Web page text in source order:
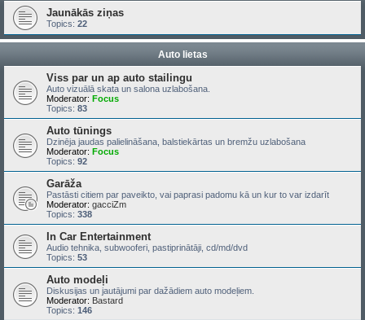
Jaunākās ziņas
Topics: 22
Auto lietas
Viss par un ap auto stailingu
Auto vizuālā skata un salona uzlabošana.
Moderator: Focus
Topics: 83
Auto tūnings
Dzinēja jaudas palielināšana, balstiekārtas un bremžu uzlabošana
Moderator: Focus
Topics: 92
Garāža
Pastāsti citiem par paveikto, vai paprasi padomu kā un kur to var izdarīt
Moderator: gacciZm
Topics: 338
In Car Entertainment
Audio tehnika, subwooferi, pastiprinātāji, cd/md/dvd
Topics: 53
Auto modeļi
Diskusijas un jautājumi par dažādiem auto modeļiem.
Moderator: Bastard
Topics: 146